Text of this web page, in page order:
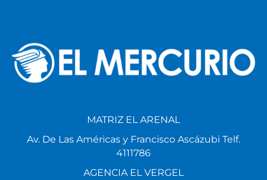
MATRIZ EL ARENAL
Av. De Las Américas y Francisco Ascázubi Telf.
4111786
AGENCIA EL VERGEL